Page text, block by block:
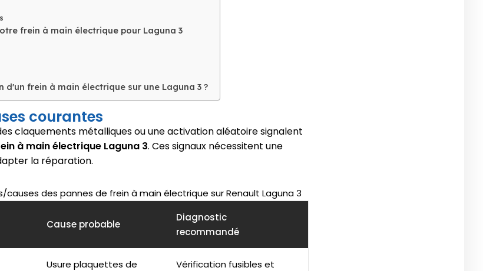
frein à main électrique pour Laguna 3
d'un frein à main électrique sur une Laguna 3 ?
courantes
claquements métalliques ou une activation aléatoire signalent
à main électrique Laguna 3. Ces signaux nécessitent une
la réparation.
des pannes de frein à main électrique sur Renault Laguna 3
Cause probable
Diagnostic
recommandé
Usure plaquettes de
Vérification fusibles et